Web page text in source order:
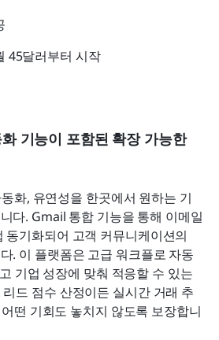
45달러부터 시작
기능이 포함된 확장 가능한
화, 유연성을 한곳에서 원하는 기
다. Gmail 통합 기능을 통해 이메일
동기화되어 고객 커뮤니케이션의
. 이 플랫폼은 고급 워크플로 자동
기업 성장에 맞춰 적응할 수 있는
드 점수 산정이든 실시간 거래 추
떤 기회도 놓치지 않도록 보장합니